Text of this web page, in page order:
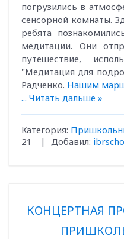
погрузились в
сенсорной комнаты.
ребята
медитации. Они
путешествие,
"Медитация для
Радченко. Нашим
... Читать дальше »
Категория:
21
| Добавил:
КОНЦЕРТНАЯ